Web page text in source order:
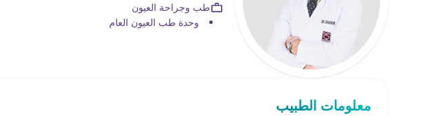
طب وجراحة العيون
وحدة طب العيون العام
معلومات الطبيب